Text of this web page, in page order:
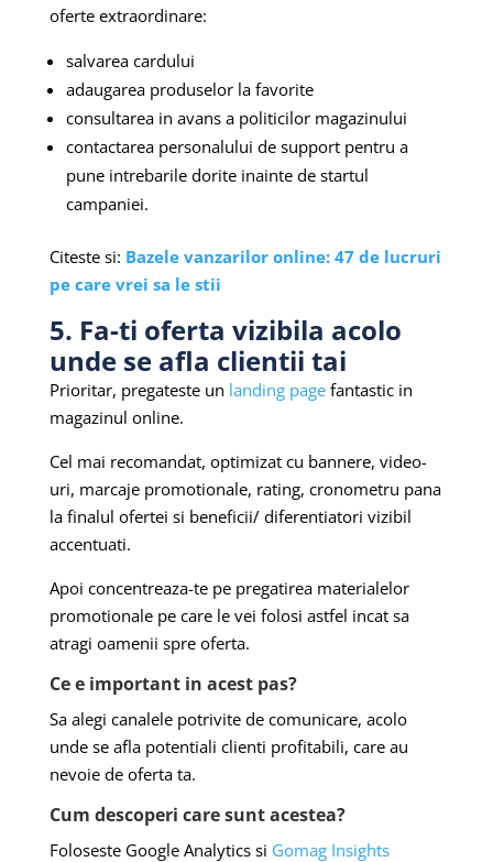
oferte extraordinare:
salvarea cardului
adaugarea produselor la favorite
consultarea in avans a politicilor magazinului
contactarea personalului de support pentru a
pune intrebarile dorite inainte de startul
campaniei.
Citeste si: Bazele vanzarilor online: 47 de lucruri
pe care vrei sa le stii
5. Fa-ti oferta vizibila acolo
unde se afla clientii tai
Prioritar, pregateste un landing pagefantastic in
magazinul online.
Cel mai recomandat, optimizat cu bannere, video-
uri, marcaje promotionale, rating, cronometru pana
la finalul ofertei si beneficii/ diferentiatori vizibil
accentuati.
Apoi concentreaza-te pe pregatirea materialelor
promotionale pe care le vei folosi astfel incat sa
atragi oamenii spre oferta.
Ce e important in acest pas?
Sa alegi canalele potrivite de comunicare, acolo
unde se afla potentiali clienti profitabili, care au
nevoie de oferta ta.
Cum descoperi care sunt acestea?
Foloseste Google Analytics si Gomag Insights